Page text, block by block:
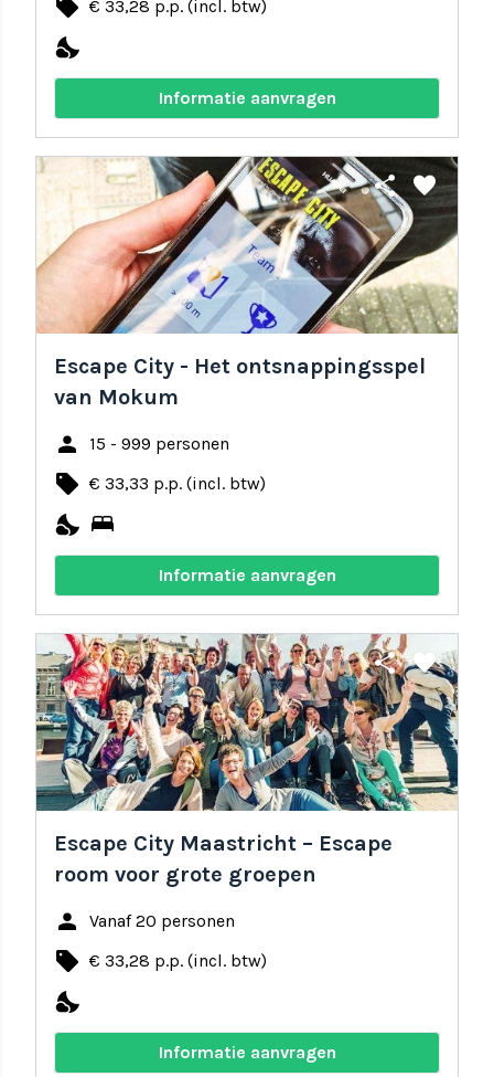
local_offer € 33,28 p.p. (incl. btw)
nights_stay
Informatie aanvragen
share favorite
Escape City - Het ontsnappingsspel
van Mokum
person 15 - 999 personen
local_offer € 33,33 p.p. (incl. btw)
nights_stay bed
Informatie aanvragen
share favorite
Escape City Maastricht – Escape
room voor grote groepen
person Vanaf 20 personen
local_offer € 33,28 p.p. (incl. btw)
nights_stay
Informatie aanvragen